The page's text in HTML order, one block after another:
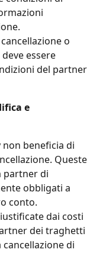
o
essere
del partner
e
non beneficia di
Queste
partner di
obbligati a
conto.
dai costi
dei traghetti
di